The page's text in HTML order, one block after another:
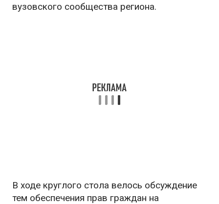
вузовского сообщества региона.
В ходе круглого стола велось обсуждение
тем обеспечения прав граждан на